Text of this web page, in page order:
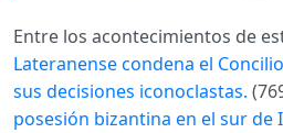
Entre los acontecimientos de
Lateranense condena el
sus decisiones iconoclastas.
posesión bizantina en el sur de